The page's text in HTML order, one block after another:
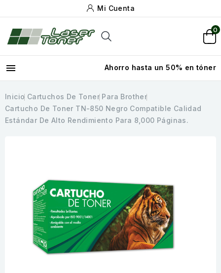
Mi Cuenta
0
 Ahorro hasta un 50% en tóner
Inicio Cartuchos De Toner Para Brother
Cartucho De Toner TN-850 Negro Compatible Calidad
Estándar De Alto Rendimiento Para 8,000 Páginas.